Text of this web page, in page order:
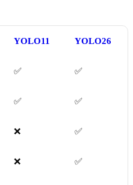
YOLO11 YOLO26
✅ ✅
✅ ✅
❌ ✅
❌ ✅